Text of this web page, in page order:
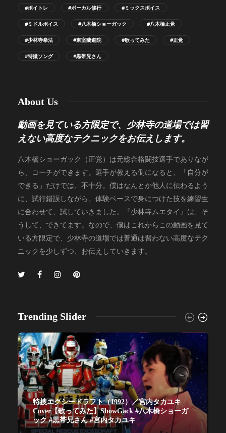
#ボイトレ #ボーカル修行 #ミックスボイス
#ミドルボイス #八木橋ショーガック #八木橋正覚
#少林寺拳法 #東室蘭道院 #歌ってみた #正覚
#特撮ソング #黒帯兄さん
About Us
動画を見ている方限定で、少林寺の道場では習
えない高度なテクニックをお伝えします。
八木橋ショーガック（正覚）は元総合格闘技選手でありなが
ら、コーチができます。選手が教える側になると、「自分が
できる」だけでは、不十分。僕はなんとか他人に伝わるよう
に、試行錯誤しながら、体験ベースで身につけた技を練習生
に合わせて、試していきました。『少林寺ムエタイ』は、そ
うして、できてます。なので、僕はこれからこの動画を見て
いる方限定で、少林寺の道場では普通は習わない高度なテク
ニックを少しずつ、お伝えしていきます。
Trending Slider
特捜エクシードラフト（1992）／宮内タカユキ
Cover【歌ってみた】ShowGack #八木橋ショーガ
ック #黒帯兄さん #宮内タカユキ